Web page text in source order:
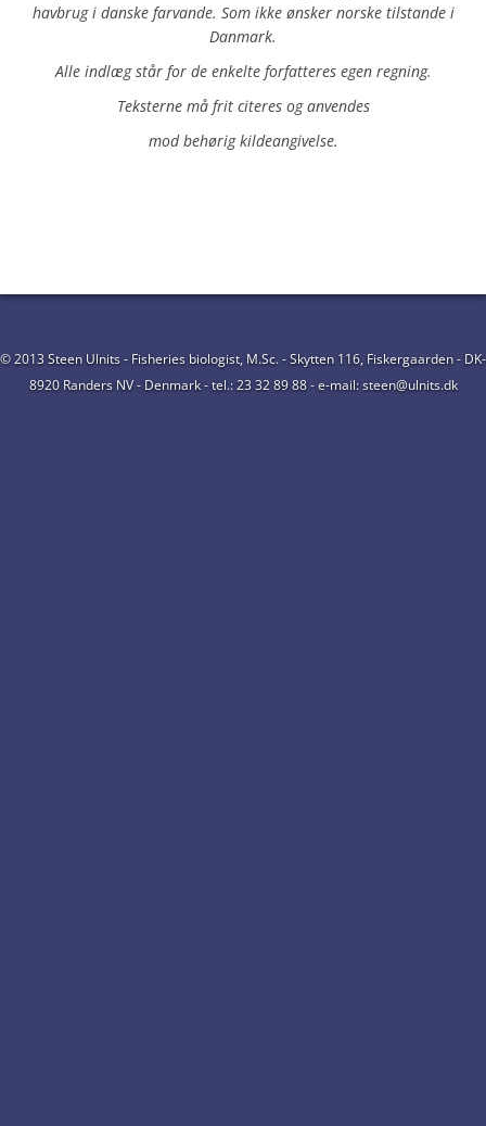
havbrug i danske farvande. Som ikke ønsker norske tilstande i
Danmark.
Alle indlæg står for de enkelte forfatteres egen regning.
Teksterne må frit citeres og anvendes
mod behørig kildeangivelse.
© 2013 Steen Ulnits - Fisheries biologist, M.Sc. - Skytten 116, Fiskergaarden - DK-
8920 Randers NV - Denmark - tel.: 23 32 89 88 - e-mail: steen@ulnits.dk